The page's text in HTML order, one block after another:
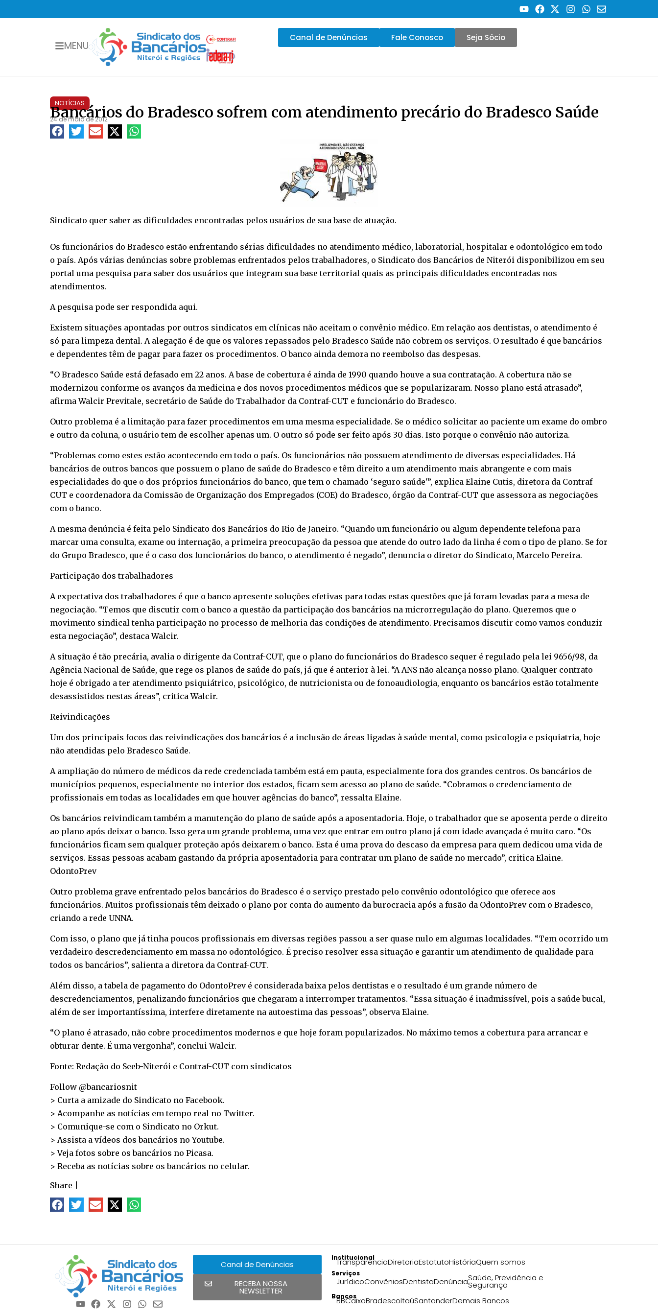
MENU
Canal de Denúncias Fale Conosco Seja Sócio
NOTÍCIAS
Bancários do Bradesco sofrem com atendimento precário do Bradesco Saúde
24 de maio de 2012
Sindicato quer saber as dificuldades encontradas pelos usuários de sua base de atuação.
Os funcionários do Bradesco estão enfrentando sérias dificuldades no atendimento médico, laboratorial, hospitalar e odontológico em todo
o país. Após várias denúncias sobre problemas enfrentados pelos trabalhadores, o Sindicato dos Bancários de Niterói disponibilizou em seu
portal uma pesquisa para saber dos usuários que integram sua base territorial quais as principais dificuldades encontradas nos
atendimentos.
A pesquisa pode ser respondida aqui.
Existem situações apontadas por outros sindicatos em clínicas não aceitam o convênio médico. Em relação aos dentistas, o atendimento é
só para limpeza dental. A alegação é de que os valores repassados pelo Bradesco Saúde não cobrem os serviços. O resultado é que bancários
e dependentes têm de pagar para fazer os procedimentos. O banco ainda demora no reembolso das despesas.
“O Bradesco Saúde está defasado em 22 anos. A base de cobertura é ainda de 1990 quando houve a sua contratação. A cobertura não se
modernizou conforme os avanços da medicina e dos novos procedimentos médicos que se popularizaram. Nosso plano está atrasado”,
afirma Walcir Previtale, secretário de Saúde do Trabalhador da Contraf-CUT e funcionário do Bradesco.
Outro problema é a limitação para fazer procedimentos em uma mesma especialidade. Se o médico solicitar ao paciente um exame do ombro
e outro da coluna, o usuário tem de escolher apenas um. O outro só pode ser feito após 30 dias. Isto porque o convênio não autoriza.
“Problemas como estes estão acontecendo em todo o país. Os funcionários não possuem atendimento de diversas especialidades. Há
bancários de outros bancos que possuem o plano de saúde do Bradesco e têm direito a um atendimento mais abrangente e com mais
especialidades do que o dos próprios funcionários do banco, que tem o chamado ‘seguro saúde'”, explica Elaine Cutis, diretora da Contraf-
CUT e coordenadora da Comissão de Organização dos Empregados (COE) do Bradesco, órgão da Contraf-CUT que assessora as negociações
com o banco.
A mesma denúncia é feita pelo Sindicato dos Bancários do Rio de Janeiro. “Quando um funcionário ou algum dependente telefona para
marcar uma consulta, exame ou internação, a primeira preocupação da pessoa que atende do outro lado da linha é com o tipo de plano. Se for
do Grupo Bradesco, que é o caso dos funcionários do banco, o atendimento é negado”, denuncia o diretor do Sindicato, Marcelo Pereira.
Participação dos trabalhadores
A expectativa dos trabalhadores é que o banco apresente soluções efetivas para todas estas questões que já foram levadas para a mesa de
negociação. “Temos que discutir com o banco a questão da participação dos bancários na microrregulação do plano. Queremos que o
movimento sindical tenha participação no processo de melhoria das condições de atendimento. Precisamos discutir como vamos conduzir
esta negociação”, destaca Walcir.
A situação é tão precária, avalia o dirigente da Contraf-CUT, que o plano do funcionários do Bradesco sequer é regulado pela lei 9656/98, da
Agência Nacional de Saúde, que rege os planos de saúde do país, já que é anterior à lei. “A ANS não alcança nosso plano. Qualquer contrato
hoje é obrigado a ter atendimento psiquiátrico, psicológico, de nutricionista ou de fonoaudiologia, enquanto os bancários estão totalmente
desassistidos nestas áreas”, critica Walcir.
Reivindicações
Um dos principais focos das reivindicações dos bancários é a inclusão de áreas ligadas à saúde mental, como psicologia e psiquiatria, hoje
não atendidas pelo Bradesco Saúde.
A ampliação do número de médicos da rede credenciada também está em pauta, especialmente fora dos grandes centros. Os bancários de
municípios pequenos, especialmente no interior dos estados, ficam sem acesso ao plano de saúde. “Cobramos o credenciamento de
profissionais em todas as localidades em que houver agências do banco”, ressalta Elaine.
Os bancários reivindicam também a manutenção do plano de saúde após a aposentadoria. Hoje, o trabalhador que se aposenta perde o direito
ao plano após deixar o banco. Isso gera um grande problema, uma vez que entrar em outro plano já com idade avançada é muito caro. “Os
funcionários ficam sem qualquer proteção após deixarem o banco. Esta é uma prova do descaso da empresa para quem dedicou uma vida de
serviços. Essas pessoas acabam gastando da própria aposentadoria para contratar um plano de saúde no mercado”, critica Elaine.
OdontoPrev
Outro problema grave enfrentado pelos bancários do Bradesco é o serviço prestado pelo convênio odontológico que oferece aos
funcionários. Muitos profissionais têm deixado o plano por conta do aumento da burocracia após a fusão da OdontoPrev com o Bradesco,
criando a rede UNNA.
Com isso, o plano que já tinha poucos profissionais em diversas regiões passou a ser quase nulo em algumas localidades. “Tem ocorrido um
verdadeiro descredenciamento em massa no odontológico. É preciso resolver essa situação e garantir um atendimento de qualidade para
todos os bancários”, salienta a diretora da Contraf-CUT.
Além disso, a tabela de pagamento do OdontoPrev é considerada baixa pelos dentistas e o resultado é um grande número de
descredenciamentos, penalizando funcionários que chegaram a interromper tratamentos. “Essa situação é inadmissível, pois a saúde bucal,
além de ser importantíssima, interfere diretamente na autoestima das pessoas”, observa Elaine.
“O plano é atrasado, não cobre procedimentos modernos e que hoje foram popularizados. No máximo temos a cobertura para arrancar e
obturar dente. É uma vergonha”, conclui Walcir.
Fonte: Redação do Seeb-Niterói e Contraf-CUT com sindicatos
Follow @bancariosnit
> Curta a amizade do Sindicato no Facebook.
> Acompanhe as notícias em tempo real no Twitter.
> Comunique-se com o Sindicato no Orkut.
> Assista a vídeos dos bancários noYoutube.
> Veja fotos sobre os bancários no Picasa.
> Receba as notícias sobre os bancários no celular.
Share
Canal de Denúncias
RECEBA NOSSA
NEWSLETTER
Institucional
TransparênciaDiretoriaEstatutoHistóriaQuem somos
Serviços
JurídicoConvêniosDentistaDenúnciaSaúde, Previdência e
Segurança
Bancos
BBCaixaBradescoItaúSantanderDemais Bancos